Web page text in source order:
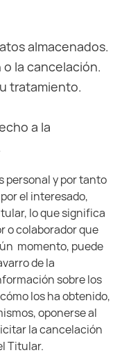
almacenados.
la cancelación.
tratamiento.
a la
personal y por tanto
el interesado,
lo que significa
o colaborador que
momento, puede
de la
sobre los
los ha obtenido,
oponerse al
la cancelación
Titular.